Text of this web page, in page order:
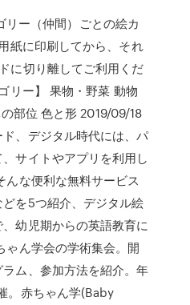
ー（仲間）ごとの絵カ
紙に印刷してから、それ
に切り離してご利用くだ
リー】 果物・野菜 動物
部位 色と形 2019/09/18
、デジタル時代には、パ
サイトやアプリを利用し
な便利な無料サービス
を5つ紹介、デジタル絵
幼児期からの英語教育に
ゃん学会の学術集会。開
ム、参加方法を紹介。年
。赤ちゃん学(Baby